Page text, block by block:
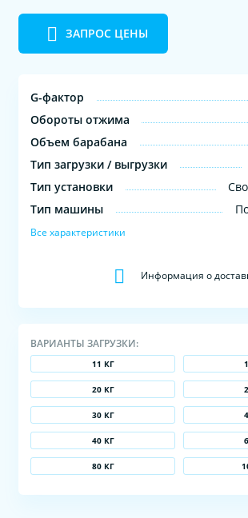
ЗАПРОС ЦЕНЫ
G-фактор
Обороты отжима
Объем барабана
Тип загрузки / выгрузки
Тип установки
Тип машины
Все характеристики
Информация о
ВАРИАНТЫ ЗАГРУЗКИ:
11 КГ
20 КГ
30 КГ
40 КГ
80 КГ